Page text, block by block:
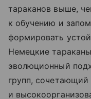
тараканов выше,
к обучению и
формировать
Немецкие
эволюционный
групп,
и